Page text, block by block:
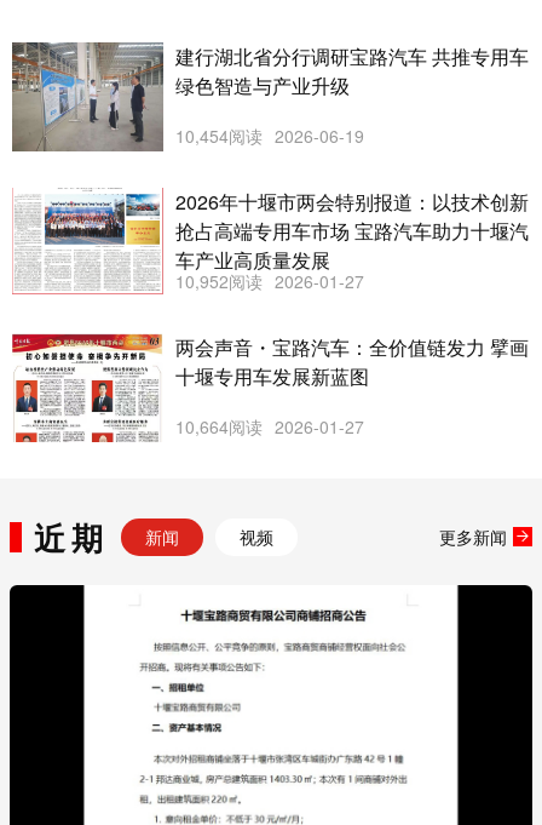
建行湖北省分行调研宝路汽车 共推专用车
绿色智造与产业升级
10,454阅读 2026-06-19
2026年十堰市两会特别报道：以技术创新
抢占高端专用车市场 宝路汽车助力十堰汽
车产业高质量发展
10,952阅读 2026-01-27
两会声音・宝路汽车：全价值链发力 擘画
十堰专用车发展新蓝图
10,664阅读 2026-01-27
近期 新闻 视频 更多新闻